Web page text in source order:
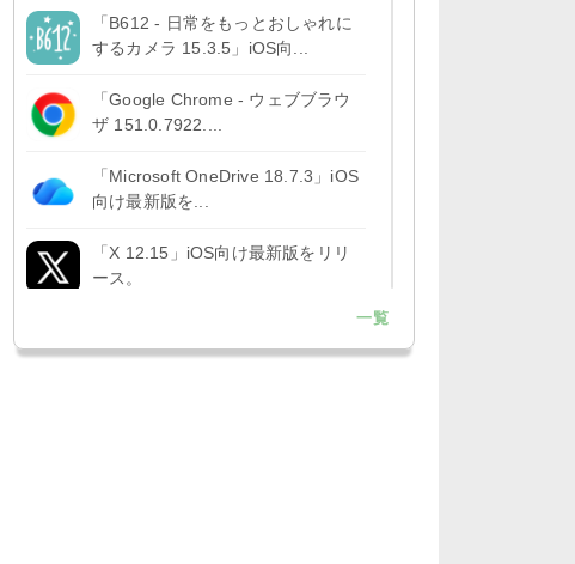
「B612 - 日常をもっとおしゃれに
するカメラ 15.3.5」iOS向...
「Google Chrome - ウェブブラウ
ザ 151.0.7922....
「Microsoft OneDrive 18.7.3」iOS
向け最新版を...
「X 12.15」iOS向け最新版をリリ
ース。
リリース。Liguid G...
一覧